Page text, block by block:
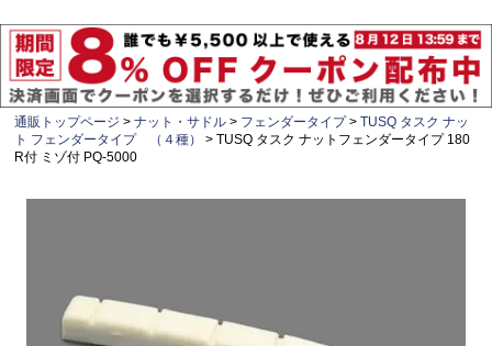
通販トップページ ナット・サドル フェンダータイプ
TUSQ タスク ナッ
ト フェンダータイプ （４種）
TUSQ タスク ナットフェンダータイプ 180
R付 ミゾ付 PQ-5000